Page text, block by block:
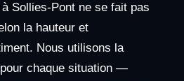
Sollies-Pont ne se fait pas
la hauteur et
Nous utilisons la
chaque situation —